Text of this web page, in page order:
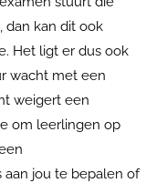
dan kan dit ook
Het ligt er dus ook
wacht met een
weigert een
om leerlingen op
aan jou te bepalen of